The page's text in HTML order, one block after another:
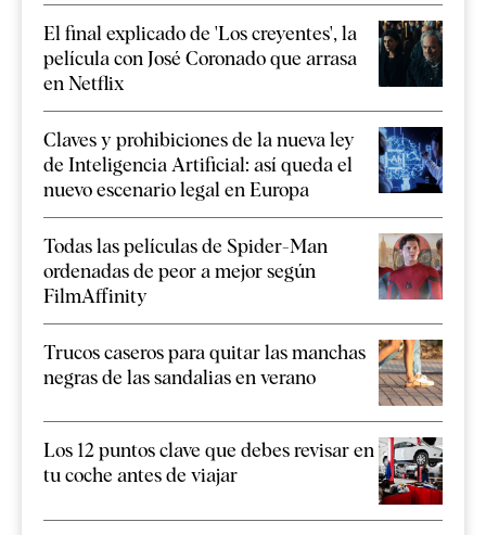
El final explicado de 'Los creyentes', la
película con José Coronado que arrasa
en Netflix
Claves y prohibiciones de la nueva ley
de Inteligencia Artificial: así queda el
nuevo escenario legal en Europa
Todas las películas de Spider-Man
ordenadas de peor a mejor según
FilmAffinity
Trucos caseros para quitar las manchas
negras de las sandalias en verano
Los 12 puntos clave que debes revisar en
tu coche antes de viajar